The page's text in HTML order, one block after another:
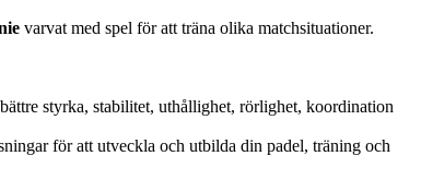
varvat med spel för att träna olika matchsituationer.
styrka, stabilitet, uthållighet, rörlighet, koordination
för att utveckla och utbilda din padel, träning och